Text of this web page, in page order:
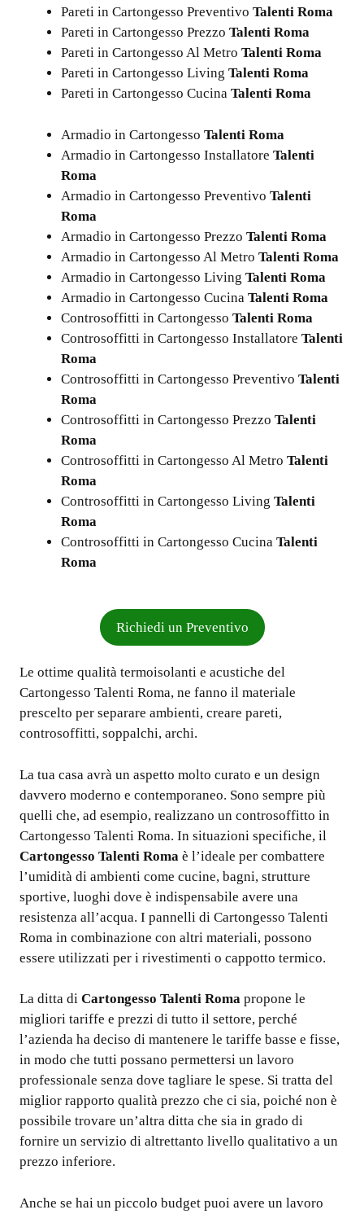
Pareti in Cartongesso Preventivo Talenti Roma
Pareti in Cartongesso Prezzo Talenti Roma
Pareti in Cartongesso Al Metro Talenti Roma
Pareti in Cartongesso Living Talenti Roma
Pareti in Cartongesso Cucina Talenti Roma
Armadio in Cartongesso Talenti Roma
Armadio in Cartongesso Installatore Talenti
Roma
Armadio in Cartongesso Preventivo Talenti
Roma
Armadio in Cartongesso Prezzo Talenti Roma
Armadio in Cartongesso Al Metro Talenti Roma
Armadio in Cartongesso Living Talenti Roma
Armadio in Cartongesso Cucina Talenti Roma
Controsoffitti in Cartongesso Talenti Roma
Controsoffitti in Cartongesso Installatore Talenti
Roma
Controsoffitti in Cartongesso Preventivo Talenti
Roma
Controsoffitti in Cartongesso Prezzo Talenti
Roma
Controsoffitti in Cartongesso Al Metro Talenti
Roma
Controsoffitti in Cartongesso Living Talenti
Roma
Controsoffitti in Cartongesso Cucina Talenti
Roma
Richiedi un Preventivo
Le ottime qualità termoisolanti e acustiche del
Cartongesso Talenti Roma, ne fanno il materiale
prescelto per separare ambienti, creare pareti,
controsoffitti, soppalchi, archi.
La tua casa avrà un aspetto molto curato e un design
davvero moderno e contemporaneo. Sono sempre più
quelli che, ad esempio, realizzano un controsoffitto in
Cartongesso Talenti Roma. In situazioni specifiche, il
Cartongesso Talenti Roma è l’ideale per combattere
l’umidità di ambienti come cucine, bagni, strutture
sportive, luoghi dove è indispensabile avere una
resistenza all’acqua. I pannelli di Cartongesso Talenti
Roma in combinazione con altri materiali, possono
essere utilizzati per i rivestimenti o cappotto termico.
La ditta di Cartongesso Talenti Roma propone le
migliori tariffe e prezzi di tutto il settore, perché
l’azienda ha deciso di mantenere le tariffe basse e fisse,
in modo che tutti possano permettersi un lavoro
professionale senza dove tagliare le spese. Si tratta del
miglior rapporto qualità prezzo che ci sia, poiché non è
possibile trovare un’altra ditta che sia in grado di
fornire un servizio di altrettanto livello qualitativo a un
prezzo inferiore.
Anche se hai un piccolo budget puoi avere un lavoro